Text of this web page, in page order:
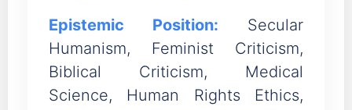
Epistemic Position: Secular
Humanism, Feminist Criticism,
Biblical Criticism, Medical
Science, Human Rights Ethics,